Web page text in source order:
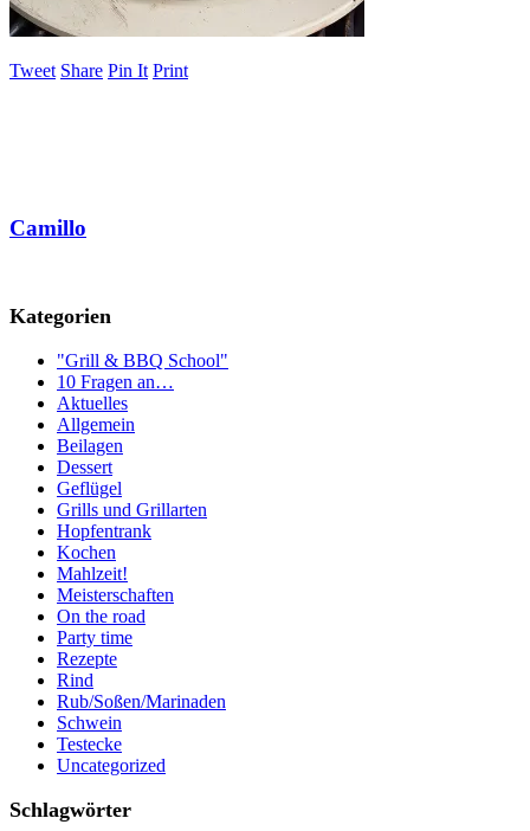
Tweet Share Pin It Print
Camillo
Kategorien
"Grill & BBQ School"
10 Fragen an…
Aktuelles
Allgemein
Beilagen
Dessert
Geflügel
Grills und Grillarten
Hopfentrank
Kochen
Mahlzeit!
Meisterschaften
On the road
Party time
Rezepte
Rind
Rub/Soßen/Marinaden
Schwein
Testecke
Uncategorized
Schlagwörter